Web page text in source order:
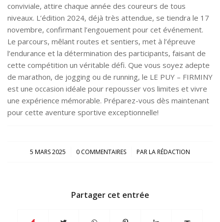
conviviale, attire chaque année des coureurs de tous
niveaux. L’édition 2024, déjà très attendue, se tiendra le 17
novembre, confirmant l’engouement pour cet événement.
Le parcours, mêlant routes et sentiers, met à l’épreuve
l’endurance et la détermination des participants, faisant de
cette compétition un véritable défi. Que vous soyez adepte
de marathon, de jogging ou de running, le LE PUY – FIRMINY
est une occasion idéale pour repousser vos limites et vivre
une expérience mémorable. Préparez-vous dès maintenant
pour cette aventure sportive exceptionnelle!
5 MARS 2025
/ 0 COMMENTAIRES
/ PARLA RÉDACTION
Partager cet entrée